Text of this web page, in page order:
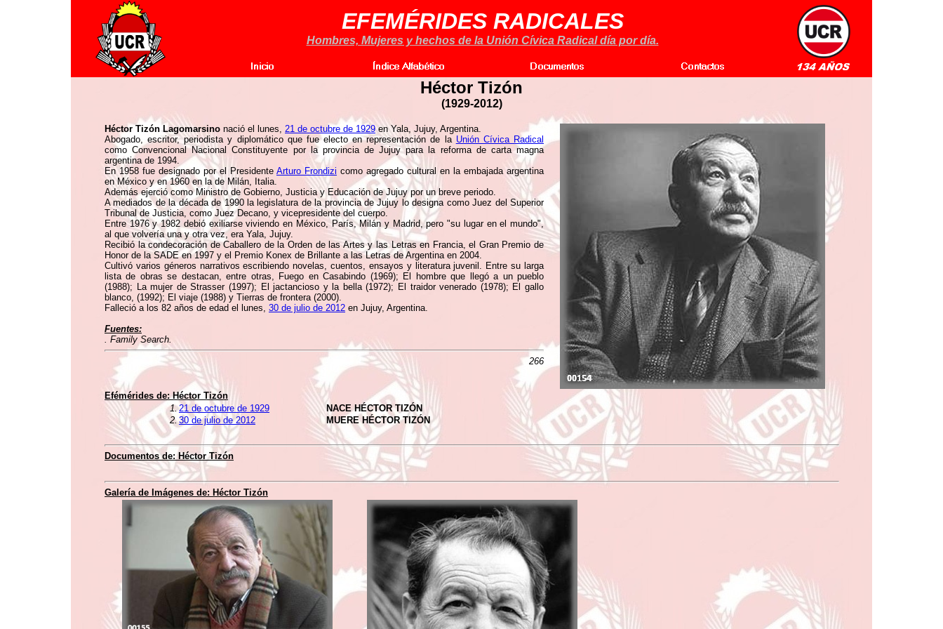
EFEMÉRIDES RADICALES
Hombres, Mujeres y hechos de la Unión Cívica Radical día por día.
Héctor Tizón
(1929-2012)
Héctor Tizón Lagomarsino nació el lunes, 21 de octubre de 1929en Yala, Jujuy, Argentina.
Abogado, escritor, periodista y diplomático que fue electo en representación de la Unión Cívica Radical
como Convencional Nacional Constituyente por la provincia de Jujuy para la reforma de carta magna
argentina de 1994.
En 1958 fue designado por el Presidente Arturo Frondizi como agregado cultural en la embajada argentina
en México y en 1960 en la de Milán, Italia.
Además ejerció como Ministro de Gobierno, Justicia y Educación de Jujuy por un breve periodo.
A mediados de la década de 1990 la legislatura de la provincia de Jujuy lo designa como Juez del Superior
Tribunal de Justicia, como Juez Decano, y vicepresidente del cuerpo.
Entre 1976 y 1982 debió exiliarse viviendo en México, París, Milán y Madrid, pero "su lugar en el mundo",
al que volvería una y otra vez, era Yala, Jujuy.
Recibió la condecoración de Caballero de la Orden de las Artes y las Letras en Francia, el Gran Premio de
Honor de la SADE en 1997 y el Premio Konex de Brillante a las Letras de Argentina en 2004.
Cultivó varios géneros narrativos escribiendo novelas, cuentos, ensayos y literatura juvenil. Entre su larga
lista de obras se destacan, entre otras, Fuego en Casabindo (1969); El hombre que llegó a un pueblo
(1988); La mujer de Strasser (1997); El jactancioso y la bella (1972); El traidor venerado (1978); El gallo
blanco, (1992); El viaje (1988) y Tierras de frontera (2000).
Falleció a los 82 años de edad el lunes, 30 de julio de 2012 en Jujuy, Argentina.
Fuentes:
. Family Search.
266
Efémérides de:Héctor Tizón
1.21 de octubre de 1929
NACE HÉCTOR TIZÓN
2.30 de julio de 2012 MUERE HÉCTOR TIZÓN
Documentos de: Héctor Tizón
Galería de Imágenes de: Héctor Tizón